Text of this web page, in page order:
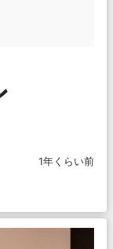
1年くらい前